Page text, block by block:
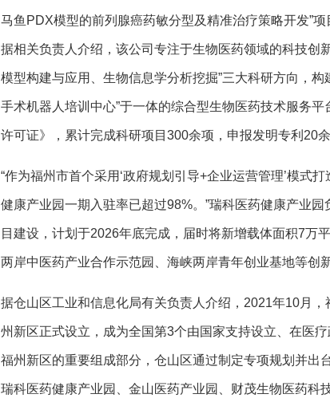
马鱼PDX模型的前列腺癌药敏分型及精准治疗策略开发”
据相关负责人介绍，该公司专注于生物医药领域的科技创
模型构建与应用、生物信息学分析挖掘”三大科研方向，构
手术机器人培训中心”于一体的综合型生物医药技术服务
许可证》，累计完成科研项目300余项，申报发明专利20余
“作为福州市首个采用‘政府规划引导+企业运营管理’模式
健康产业园一期入驻率已超过98%。”瑞科医药健康产业
目建设，计划于2026年底完成，届时将新增载体面积7万
两岸中医药产业合作示范园、海峡两岸青年创业基地等创新
据仓山区工业和信息化局有关负责人介绍，2021年10月
州新区正式设立，成为全国第3个由国家支持设立、在医
福州新区的重要组成部分，仓山区通过制定专项规划并出
瑞科医药健康产业园、金山医药产业园、财茂生物医药科